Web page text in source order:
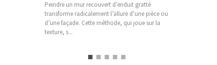
d’une pièce ou
qui joue sur la
Beaucoup la relèguent aux rayons des produits
oubliés. Pourtant, l’huile de lin connaît
aujourd’hui un regain de popularité qui ne
surprend plus grand...